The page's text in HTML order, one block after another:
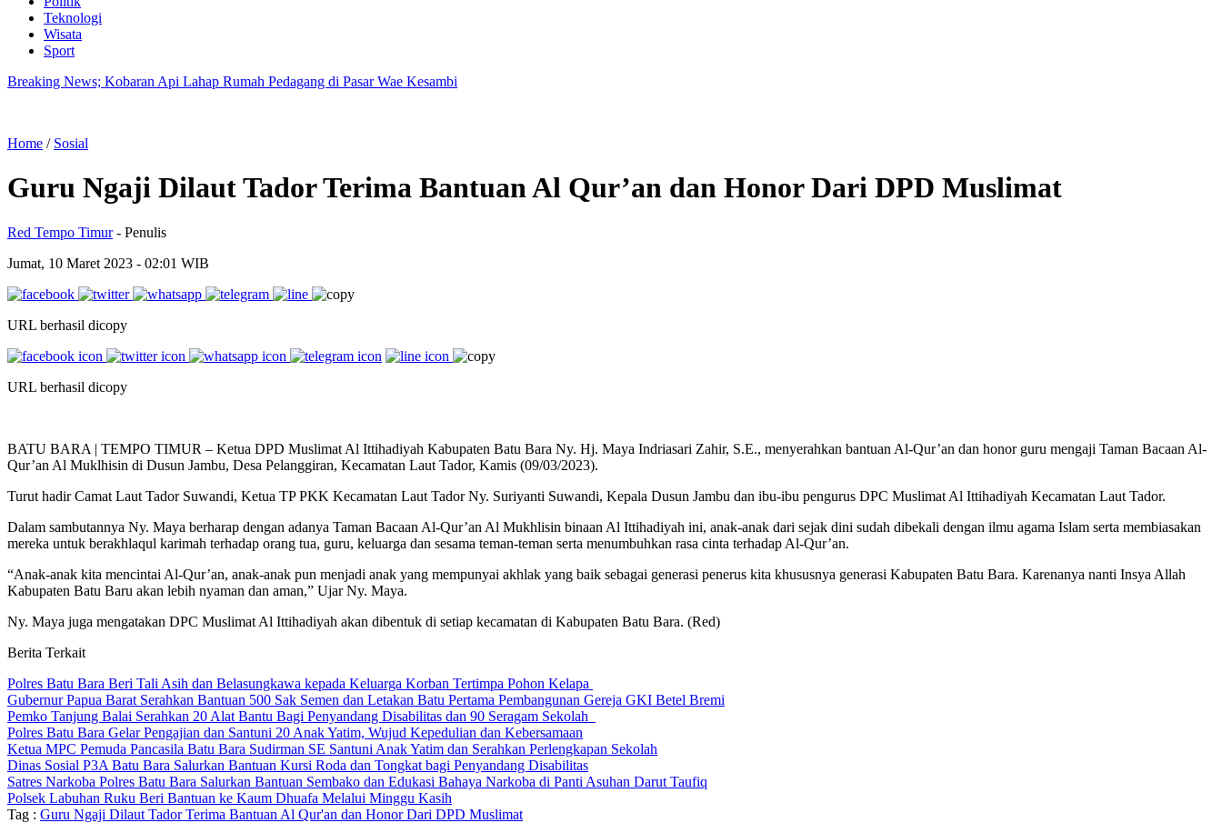
Teknologi
Wisata
Sport
Breaking News; Kobaran Api Lahap Rumah Pedagang di Pasar Wae Kesambi
Home / Sosial
Guru Ngaji Dilaut Tador Terima Bantuan Al Qur’an dan Honor Dari DPD Muslimat
Red Tempo Timur - Penulis
Jumat, 10 Maret 2023 - 02:01 WIB
URL berhasil dicopy
URL berhasil dicopy
BATU BARA | TEMPO TIMUR – Ketua DPD Muslimat Al Ittihadiyah Kabupaten Batu Bara Ny. Hj. Maya Indriasari Zahir, S.E., menyerahkan bantuan Al-Qur’an dan honor guru mengaji Taman Bacaan Al-
Qur’an Al Muklhisin di Dusun Jambu, Desa Pelanggiran, Kecamatan Laut Tador, Kamis (09/03/2023).
Turut hadir Camat Laut Tador Suwandi, Ketua TP PKK Kecamatan Laut Tador Ny. Suriyanti Suwandi, Kepala Dusun Jambu dan ibu-ibu pengurus DPC Muslimat Al Ittihadiyah Kecamatan Laut Tador.
Dalam sambutannya Ny. Maya berharap dengan adanya Taman Bacaan Al-Qur’an Al Mukhlisin binaan Al Ittihadiyah ini, anak-anak dari sejak dini sudah dibekali dengan ilmu agama Islam serta membiasakan
mereka untuk berakhlaqul karimah terhadap orang tua, guru, keluarga dan sesama teman-teman serta menumbuhkan rasa cinta terhadap Al-Qur’an.
“Anak-anak kita mencintai Al-Qur’an, anak-anak pun menjadi anak yang mempunyai akhlak yang baik sebagai generasi penerus kita khususnya generasi Kabupaten Batu Bara. Karenanya nanti Insya Allah
Kabupaten Batu Baru akan lebih nyaman dan aman,” Ujar Ny. Maya.
Ny. Maya juga mengatakan DPC Muslimat Al Ittihadiyah akan dibentuk di setiap kecamatan di Kabupaten Batu Bara. (Red)
Berita Terkait
Polres Batu Bara Beri Tali Asih dan Belasungkawa kepada Keluarga Korban Tertimpa Pohon Kelapa
Gubernur Papua Barat Serahkan Bantuan 500 Sak Semen dan Letakan Batu Pertama Pembangunan Gereja GKI Betel Bremi
Pemko Tanjung Balai Serahkan 20 Alat Bantu Bagi Penyandang Disabilitas dan 90 Seragam Sekolah
Polres Batu Bara Gelar Pengajian dan Santuni 20 Anak Yatim, Wujud Kepedulian dan Kebersamaan
Ketua MPC Pemuda Pancasila Batu Bara Sudirman SE Santuni Anak Yatim dan Serahkan Perlengkapan Sekolah
Dinas Sosial P3A Batu Bara Salurkan Bantuan Kursi Roda dan Tongkat bagi Penyandang Disabilitas
Satres Narkoba Polres Batu Bara Salurkan Bantuan Sembako dan Edukasi Bahaya Narkoba di Panti Asuhan Darut Taufiq
Polsek Labuhan Ruku Beri Bantuan ke Kaum Dhuafa Melalui Minggu Kasih
Tag : Guru Ngaji Dilaut Tador Terima Bantuan Al Qur'an dan Honor Dari DPD Muslimat